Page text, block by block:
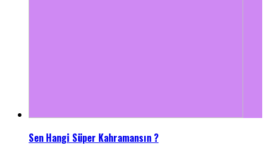
Sen Hangi Süper Kahramansın ?